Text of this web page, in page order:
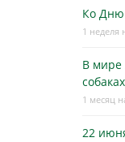
Ко Дню
1 неделя
В мире
1 месяц
22